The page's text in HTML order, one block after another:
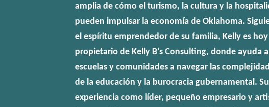
amplia de cómo el turismo, la cultura y la
pueden impulsar la economía de Oklahoma.
el espíritu emprendedor de su familia, Kelly es hoy
propietario de Kelly B’s Consulting, donde ayuda a
escuelas y comunidades a navegar las
de la educación y la burocracia gubernamental. Su
experiencia como líder, pequeño empresario y